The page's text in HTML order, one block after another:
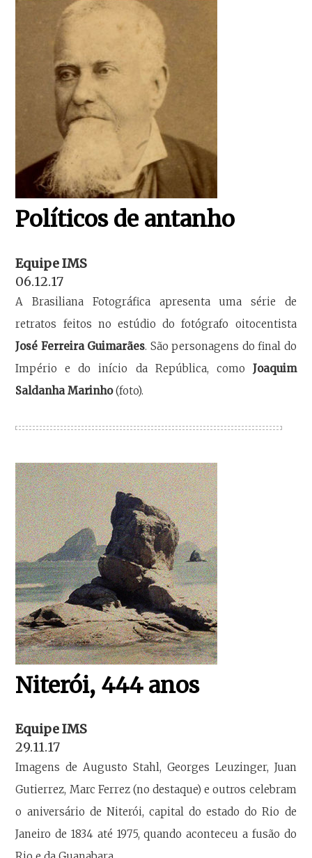
Políticos de antanho
Equipe IMS
06.12.17
A Brasiliana Fotográfica apresenta uma série de
retratos feitos no estúdio do fotógrafo oitocentista
José Ferreira Guimarães. São personagens do final do
Império e do início da República, como Joaquim
Saldanha Marinho(foto).
Niterói, 444 anos
Equipe IMS
29.11.17
Imagens de Augusto Stahl, Georges Leuzinger, Juan
Gutierrez, Marc Ferrez (no destaque) e outros celebram
o aniversário de Niterói, capital do estado do Rio de
Janeiro de 1834 até 1975, quando aconteceu a fusão do